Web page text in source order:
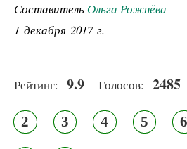
СоставительОльга Рожнёва
1 декабря 2017 г.
Рейтинг: 9.9 Голосов: 2485
2 3 4 5 6